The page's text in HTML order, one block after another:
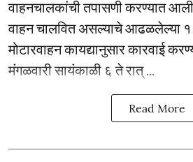
वाहनचालकांची तपासणी करण्यात
वाहन चालवित असल्याचे आढळलेल्या
मोटारवाहन कायद्यानुसार कारवाई
मंगळवारी सायंकाळी ६ ते रात् ...
Read More